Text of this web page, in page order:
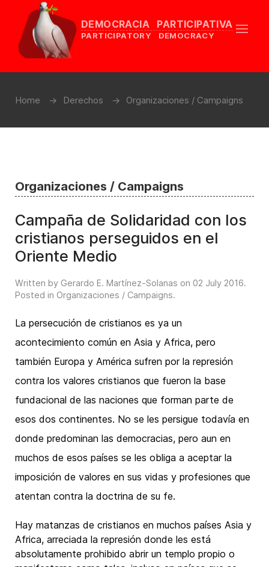
DEMOCRACIA PARTICIPATIVA
PARTICIPATORY DEMOCRACY
Home Derechos Organizaciones / Campaigns
Organizaciones / Campaigns
Campaña de Solidaridad con los
cristianos perseguidos en el
Oriente Medio
Written by Gerardo E. Martínez-Solanas on 02 July 2016.
Posted in Organizaciones / Campaigns.
La persecución de cristianos es ya un
acontecimiento común en Asia y Africa, pero
también Europa y América sufren por la represión
contra los valores cristianos que fueron la base
fundacional de las naciones que forman parte de
esos dos continentes. No se les persigue todavía en
donde predominan las democracias, pero aun en
muchos de esos países se les obliga a aceptar la
imposición de valores en sus vidas y profesiones que
atentan contra la doctrina de su fe.
Hay matanzas de cristianos en muchos países Asia y
Africa, arreciada la represión donde les está
absolutamente prohibido abrir un templo propio o